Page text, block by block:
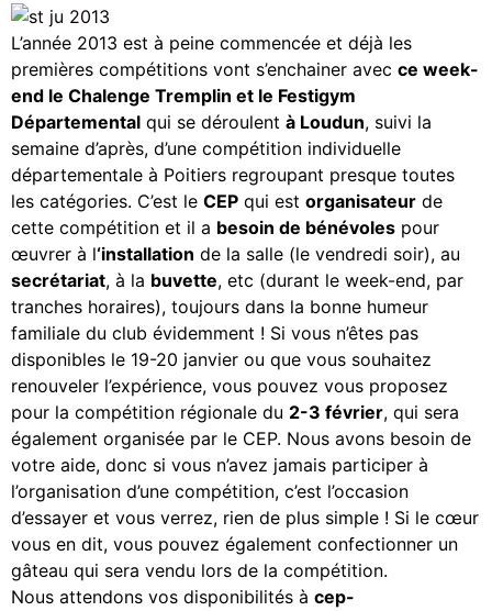
L’année 2013 est à peine commencée et déjà les
premières compétitions vont s’enchainer avec ce week-
end le Chalenge Tremplin et le Festigym
Départemental qui se déroulent à Loudun, suivi la
semaine d’après, d’une compétition individuelle
départementale à Poitiers regroupant presque toutes
les catégories. C’est le CEP qui est organisateur de
cette compétition et il a besoin de bénévoles pour
œuvrer à l‘installation de la salle (le vendredi soir), au
secrétariat, à la buvette, etc (durant le week-end, par
tranches horaires), toujours dans la bonne humeur
familiale du club évidemment ! Si vous n’êtes pas
disponibles le 19-20 janvier ou que vous souhaitez
renouveler l’expérience, vous pouvez vous proposez
pour la compétition régionale du 2-3 février, qui sera
également organisée par le CEP. Nous avons besoin de
votre aide, donc si vous n’avez jamais participer à
l’organisation d’une compétition, c’est l’occasion
d’essayer et vous verrez, rien de plus simple ! Si le cœur
vous en dit, vous pouvez également confectionner un
gâteau qui sera vendu lors de la compétition.
Nous attendons vos disponibilités à cep-